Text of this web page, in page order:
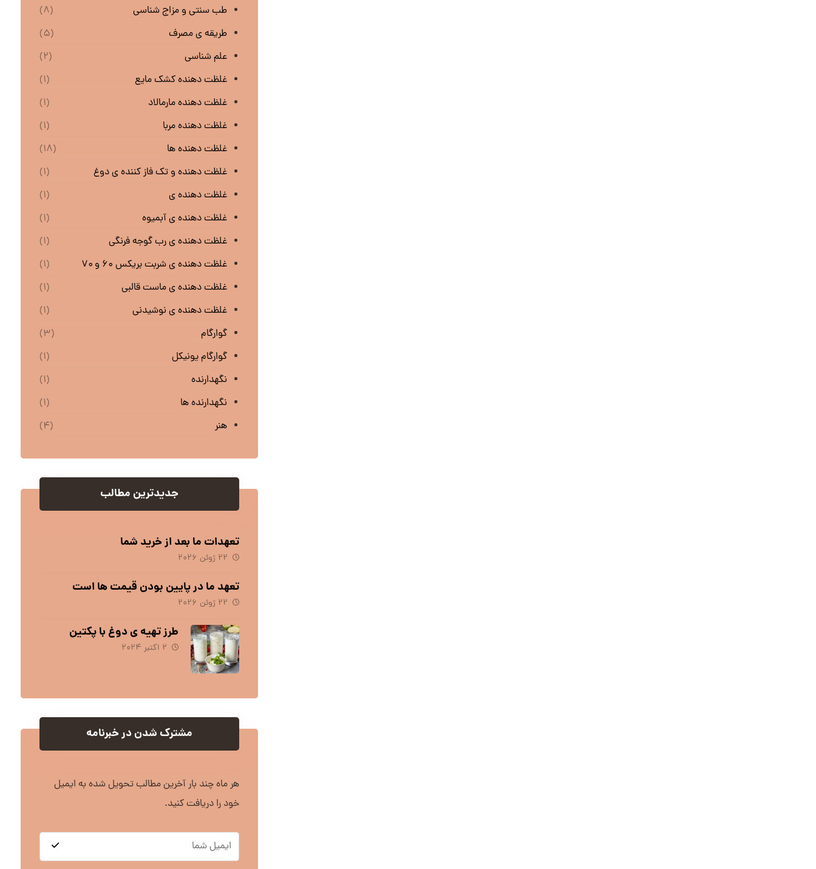
طب سنتی و مزاج شناسی
(۸)
طریقه ی مصرف
(۵)
علم شناسی
(۲)
غلظت دهنده کشک مایع
(۱)
غلظت دهنده مارمالاد
(۱)
غلظت دهنده مربا
(۱)
غلظت دهنده ها
(۱۸)
غلظت دهنده و تک فاز کننده ی دوغ
(۱)
غلظت دهنده ی
(۱)
غلظت دهنده ی آبمیوه
(۱)
غلظت دهنده ی رب گوجه فرنگی
(۱)
غلظت دهنده ی شربت بریکس ۶۰ و ۷۰
(۱)
غلظت دهنده ی ماست قالبی
(۱)
غلظت دهنده ی نوشیدنی
(۱)
گوارگام
(۳)
گوارگام یونیکل
(۱)
نگهدارنده
(۱)
نگهدارنده ها
(۱)
هنر
(۴)
جدیدترین مطالب
تعهدات ما بعد از خرید شما
۲۲ ژوئن ۲۰۲۶
تعهد ما در پایین بودن قیمت ها است
۲۲ ژوئن ۲۰۲۶
طرز تهیه ی دوغ با پکتین
۲ اکتبر ۲۰۲۴
مشترک شدن در خبرنامه
هر ماه چند بار آخرین مطالب تحویل شده به ایمیل
خود را دریافت کنید.